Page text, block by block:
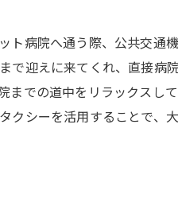
ト病院へ通う際、公共交通
で迎えに来てくれ、直接病
での道中をリラックスし
シーを活用することで、